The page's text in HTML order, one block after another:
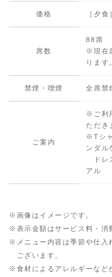
価格 ［夕
席数
88席
※現在
ります
禁煙・喫煙 全席禁
ご案内
※ご利
ただき
※Tシ
ンダル
ドレ
アル
画像はイメージです。
表示金額はサービス料・消
メニュー内容は季節や仕
ございます。
食材によるアレルギーなど